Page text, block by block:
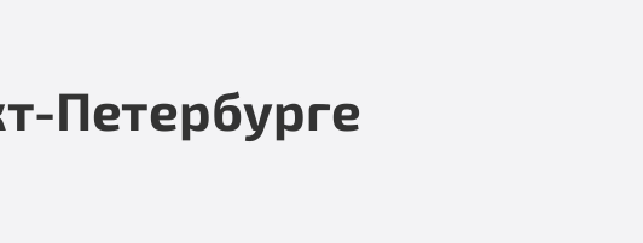
Петербурге